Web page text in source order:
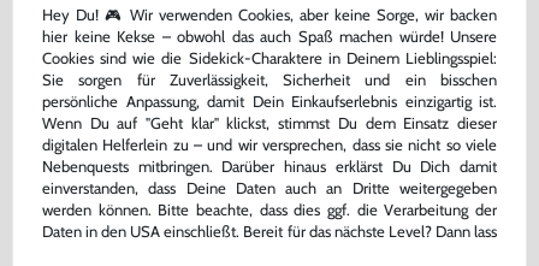
Original AC Adapter / Netzteil
[Nintendo]
sehr guter Zustand, gebraucht
nur16,99 €
Warenkorb
New Super Mario Bros.
DE Version, Modul, gebraucht
nur22,99 €
Warenkorb
Hey Du! 🎮 Wir verwenden Cookies, aber keine Sorge, wir backen
hier keine Kekse – obwohl das auch Spaß machen würde! Unsere
Cookies sind wie die Sidekick-Charaktere in Deinem Lieblingsspiel:
Sie sorgen für Zuverlässigkeit, Sicherheit und ein bisschen
persönliche Anpassung, damit Dein Einkaufserlebnis einzigartig ist.
Wenn Du auf "Geht klar" klickst, stimmst Du dem Einsatz dieser
digitalen Helferlein zu – und wir versprechen, dass sie nicht so viele
Nebenquests mitbringen. Darüber hinaus erklärst Du Dich damit
einverstanden, dass Deine Daten auch an Dritte weitergegeben
werden können. Bitte beachte, dass dies ggf. die Verarbeitung der
Daten in den USA einschließt. Bereit für das nächste Level? Dann lass